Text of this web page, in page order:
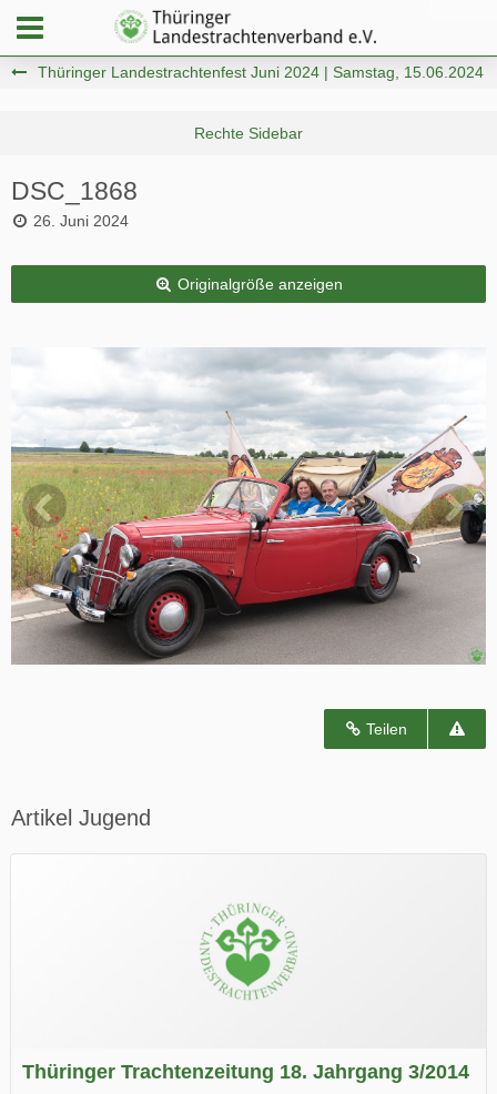
Thüringer Landestrachtenfest Juni 2024 | Samstag, 15.06.2024
DSC_1868
26. Juni 2024
Originalgröße anzeigen
Teilen
Artikel Jugend
Thüringer Trachtenzeitung 18. Jahrgang 3/2014